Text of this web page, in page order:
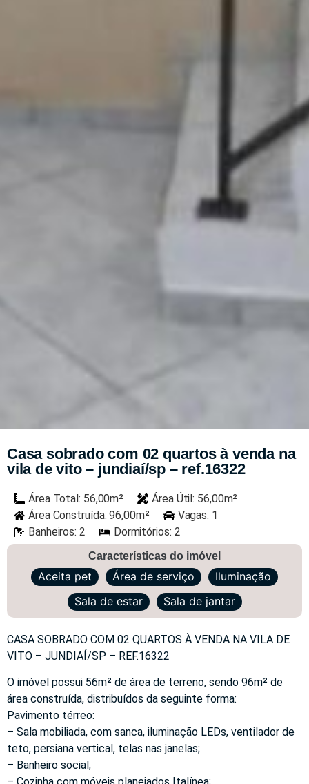
Casa sobrado com 02 quartos à venda na
vila de vito – jundiaí/sp – ref.16322
Área Total: 56,00m²
Área Útil: 56,00m²
Área Construída: 96,00m²
Vagas: 1
Banheiros: 2
Dormitórios: 2
Características do imóvel
Aceita pet Área de serviço
Iluminação
Sala de estar
Sala de jantar
CASA SOBRADO COM 02 QUARTOS À VENDA NA VILA DE
VITO – JUNDIAÍ/SP – REF.16322
O imóvel possui 56m² de área de terreno, sendo 96m² de
área construída, distribuídos da seguinte forma:
Pavimento térreo:
– Sala mobiliada, com sanca, iluminação LEDs, ventilador de
teto, persiana vertical, telas nas janelas;
– Banheiro social;